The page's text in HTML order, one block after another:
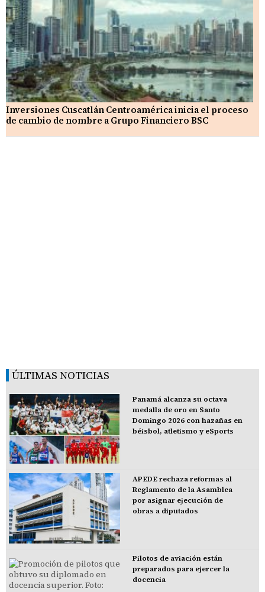
Inversiones Cuscatlán Centroamérica inicia el proceso
de cambio de nombre a Grupo Financiero BSC
ÚLTIMAS NOTICIAS
Panamá alcanza su octava
medalla de oro en Santo
Domingo 2026 con hazañas en
béisbol, atletismo y eSports
APEDE rechaza reformas al
Reglamento de la Asamblea
por asignar ejecución de
obras a diputados
Pilotos de aviación están
preparados para ejercer la
docencia